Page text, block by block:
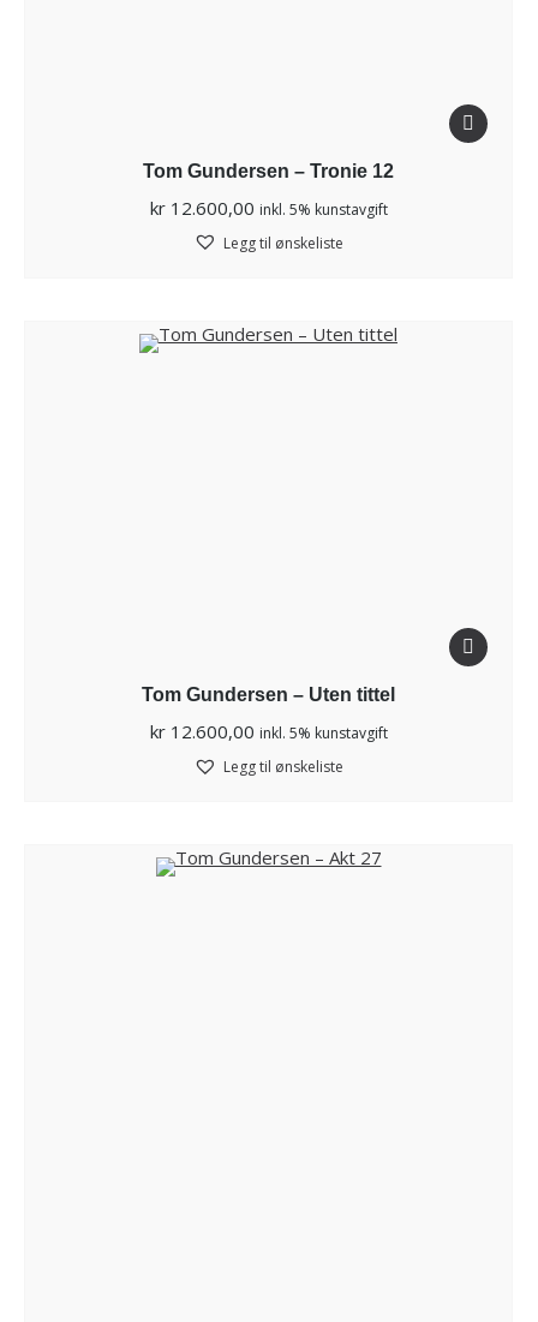
Tom Gundersen – Tronie 12
kr12.600,00 inkl. 5% kunstavgift
Legg til ønskeliste
Tom Gundersen – Uten tittel
kr12.600,00 inkl. 5% kunstavgift
Legg til ønskeliste